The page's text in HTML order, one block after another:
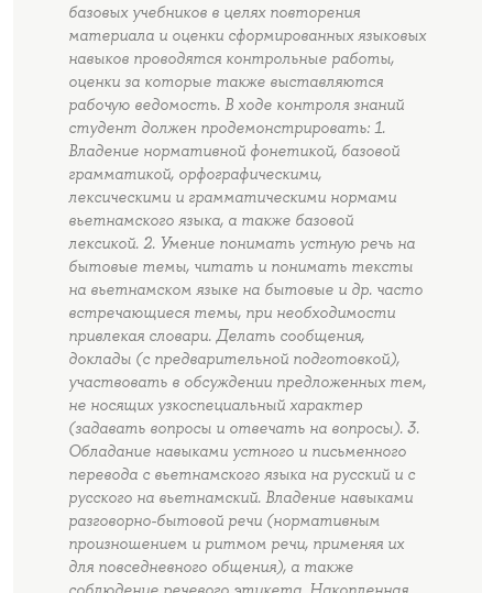
базовых учебников в целях повторения
материала и оценки сформированных языковых
навыков проводятся контрольные работы,
оценки за которые также выставляются
рабочую ведомость. В ходе контроля знаний
студент должен продемонстрировать: 1.
Владение нормативной фонетикой, базовой
грамматикой, орфографическими,
лексическими и грамматическими нормами
вьетнамского языка, а также базовой
лексикой. 2. Умение понимать устную речь на
бытовые темы, читать и понимать тексты
на вьетнамском языке на бытовые и др. часто
встречающиеся темы, при необходимости
привлекая словари. Делать сообщения,
доклады (с предварительной подготовкой),
участвовать в обсуждении предложенных тем,
не носящих узкоспециальный характер
(задавать вопросы и отвечать на вопросы). 3.
Обладание навыками устного и письменного
перевода с вьетнамского языка на русский и с
русского на вьетнамский. Владение навыками
разговорно-бытовой речи (нормативным
произношением и ритмом речи, применяя их
для повседневного общения), а также